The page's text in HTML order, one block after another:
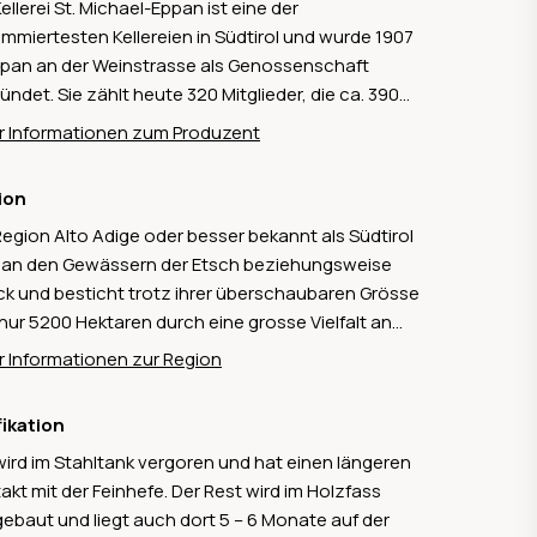
St. Michael-Eppan ist eine der
Kellereien in Südtirol und wurde 1907
an der Weinstrasse als Genossenschaft
Sie zählt heute 320 Mitglieder, die ca. 390
Anbaufläche bewirtschaften, wobei sich diese
zeichnet sich durch milde Temperaturen,
Temperaturschwankungen zwischen Tag
und vielen Sonnenstunden aus, während
von kalkhaltigem Schotter bis lehmigen und
Substraten reichen. Diese Vielfalt bietet
Bedingungen für die Produktion
von Tradition und innovativer
Ein Steckenpferd der Kellerei St. Michael-
sind mit Sicherheit ihre Weissweine, da zu
sind: Chardonnay, Sauvignon Blanc, Pinot
Informationen zum Produzent
Alto Adige oder besser bekannt als Südtirol
den Gewässern der Etsch beziehungsweise
und besticht trotz ihrer überschaubaren Grösse
5200 Hektaren durch eine grosse Vielfalt an
opulenten Rotweinen, Süssweinen und
Lagrein und Pinot Noir sowie bei den
Rebsorten Sauvignon blanc, Weissburgunder
Informationen zur Region
im Stahltank vergoren und hat einen längeren
mit der Feinhefe. Der Rest wird im Holzfass
und liegt auch dort 5 – 6 Monate auf der